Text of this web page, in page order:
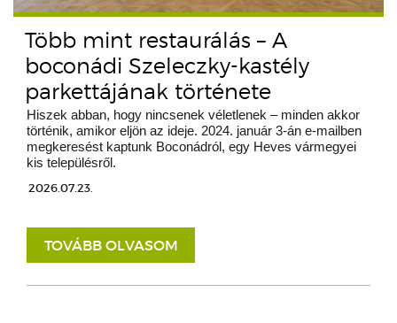
Több mint restaurálás – A
boconádi Szeleczky-kastély
parkettájának története
Hiszek abban, hogy nincsenek véletlenek – minden akkor
történik, amikor eljön az ideje. 2024. január 3-án e-mailben
megkeresést kaptunk Boconádról, egy Heves vármegyei
kis településről.
2026.07.23.
TOVÁBB OLVASOM